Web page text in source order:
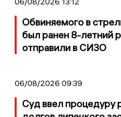
Обвиняемого в
был ранен 8-летний
отправили в СИЗО
06/08/2026 09:39
Суд ввел процедуру